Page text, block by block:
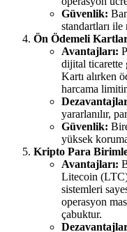
Güvenlik:
standartları
Ön Ödemeli
Avantajları:
dijital ticarette
Kartı alırken
harcama
yararlanılır,
Güvenlik:
yüksek
Kripto Para
Avantajları:
Litecoin
sistemleri
operasyon
çabuktur.